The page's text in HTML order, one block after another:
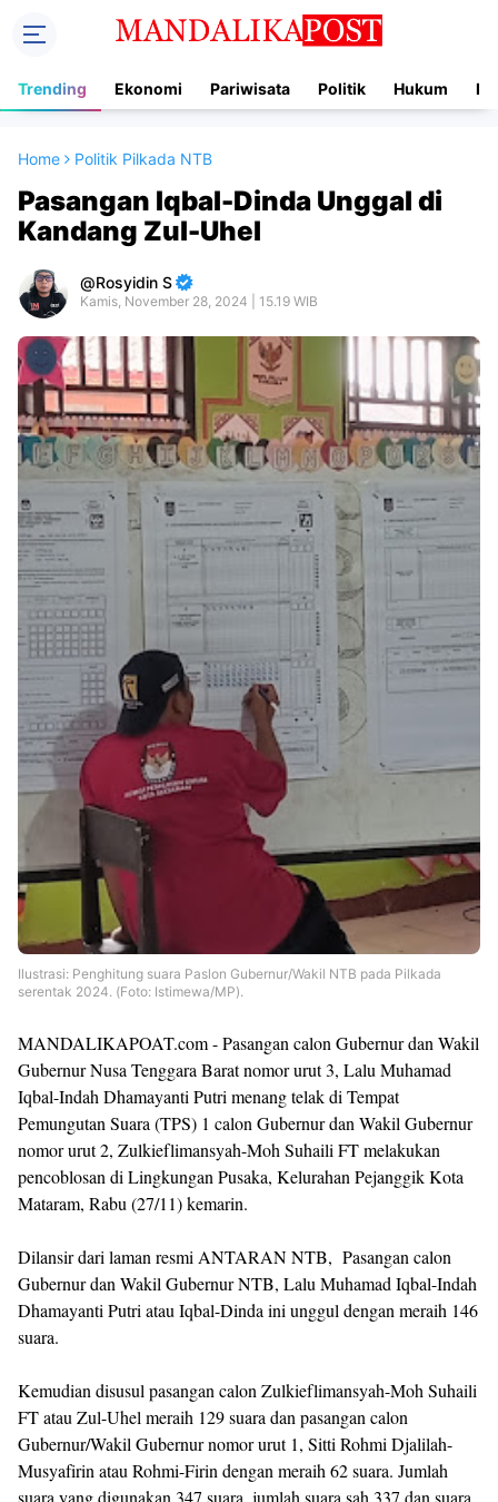
Trending Ekonomi Pariwisata Politik Hukum
Home Politik Pilkada NTB
Pasangan Iqbal-Dinda Unggal di
Kandang Zul-Uhel
Rosyidin S
Kamis, November 28, 2024 | 15.19 WIB
Ilustrasi: Penghitung suara Paslon Gubernur/Wakil NTB pada Pilkada
serentak 2024. (Foto: Istimewa/MP).
MANDALIKAPOAT.com - Pasangan calon Gubernur dan Wakil
Gubernur Nusa Tenggara Barat nomor urut 3, Lalu Muhamad
Iqbal-Indah Dhamayanti Putri menang telak di Tempat
Pemungutan Suara (TPS) 1 calon Gubernur dan Wakil Gubernur
nomor urut 2, Zulkieflimansyah-Moh Suhaili FT melakukan
pencoblosan di Lingkungan Pusaka, Kelurahan Pejanggik Kota
Mataram, Rabu (27/11) kemarin.
Dilansir dari laman resmi ANTARAN NTB, Pasangan calon
Gubernur dan Wakil Gubernur NTB, Lalu Muhamad Iqbal-Indah
Dhamayanti Putri atau Iqbal-Dinda ini unggul dengan meraih 146
suara.
Kemudian disusul pasangan calon Zulkieflimansyah-Moh Suhaili
FT atau Zul-Uhel meraih 129 suara dan pasangan calon
Gubernur/Wakil Gubernur nomor urut 1, Sitti Rohmi Djalilah-
Musyafirin atau Rohmi-Firin dengan meraih 62 suara. Jumlah
suara yang digunakan 347 suara, jumlah suara sah 337 dan suara